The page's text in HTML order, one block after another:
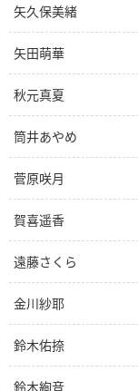
矢久保美緒
矢田萌華
秋元真夏
筒井あやめ
菅原咲月
賀喜遥香
遠藤さくら
金川紗耶
鈴木佑捺
鈴木絢音